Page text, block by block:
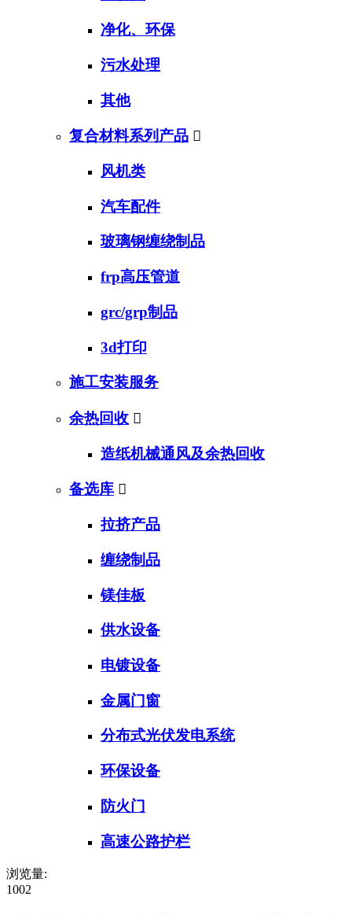
净化、环保
污水处理
其他
复合材料系列产品 
风机类
汽车配件
玻璃钢缠绕制品
frp高压管道
grc/grp制品
3d打印
施工安装服务
余热回收 
造纸机械通风及余热回收
备选库 
拉挤产品
缠绕制品
镁佳板
供水设备
电镀设备
金属门窗
分布式光伏发电系统
环保设备
防火门
高速公路护栏
浏览量:
1002